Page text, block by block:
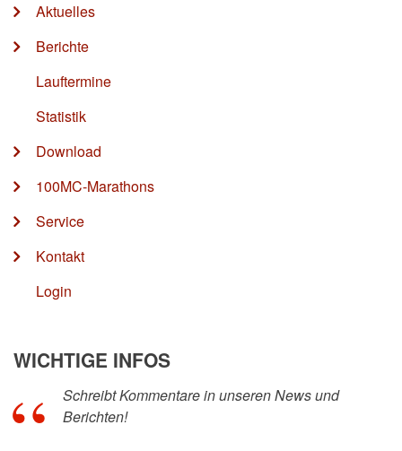
Aktuelles
Berichte
Lauftermine
Statistik
Download
100MC-Marathons
Service
Kontakt
Login
WICHTIGE INFOS
Schreibt Kommentare in unseren News und
Berichten!